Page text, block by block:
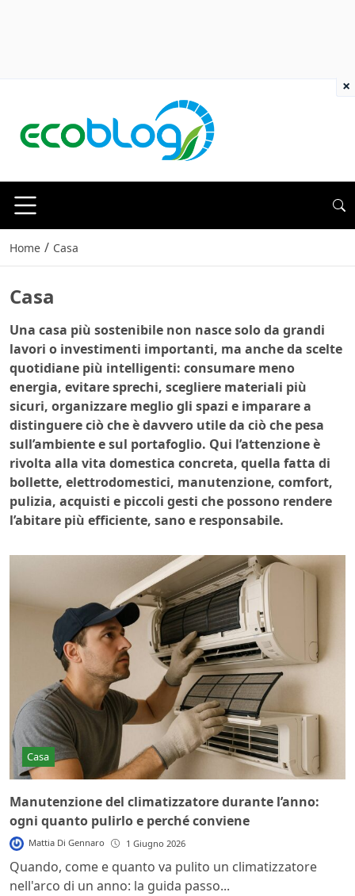
Home / Casa
Casa
Una casa più sostenibile non nasce solo da grandi
lavori o investimenti importanti, ma anche da scelte
quotidiane più intelligenti: consumare meno
energia, evitare sprechi, scegliere materiali più
sicuri, organizzare meglio gli spazi e imparare a
distinguere ciò che è davvero utile da ciò che pesa
sull’ambiente e sul portafoglio. Qui l’attenzione è
rivolta alla vita domestica concreta, quella fatta di
bollette, elettrodomestici, manutenzione, comfort,
pulizia, acquisti e piccoli gesti che possono rendere
l’abitare più efficiente, sano e responsabile.
Casa
Manutenzione del climatizzatore durante l’anno:
ogni quanto pulirlo e perché conviene
Mattia Di Gennaro 1 Giugno 2026
Quando, come e quanto va pulito un climatizzatore
nell'arco di un anno: la guida passo...
×